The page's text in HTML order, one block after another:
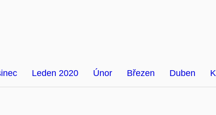
Leden 2020 Únor Březen Duben